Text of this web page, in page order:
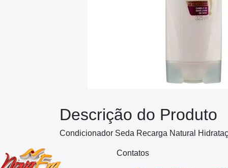
Descrição do Produto
Condicionador Seda Recarga Natural
Contatos